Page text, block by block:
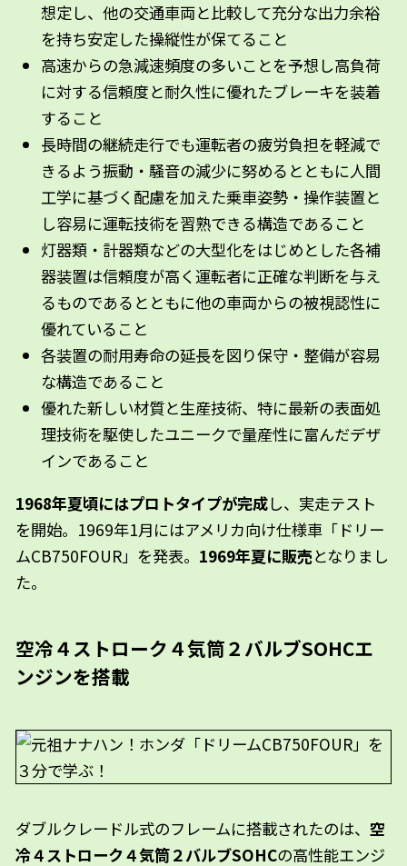
想定し、他の交通車両と比較して充分な出力余裕
を持ち安定した操縦性が保てること
高速からの急減速頻度の多いことを予想し高負荷
に対する信頼度と耐久性に優れたブレーキを装着
すること
長時間の継続走行でも運転者の疲労負担を軽減で
きるよう振動・騒音の減少に努めるとともに人間
工学に基づく配慮を加えた乗車姿勢・操作装置と
し容易に運転技術を習熟できる構造であること
灯器類・計器類などの大型化をはじめとした各補
器装置は信頼度が高く運転者に正確な判断を与え
るものであるとともに他の車両からの被視認性に
優れていること
各装置の耐用寿命の延長を図り保守・整備が容易
な構造であること
優れた新しい材質と生産技術、特に最新の表面処
理技術を駆使したユニークで量産性に富んだデザ
インであること
1968年夏頃にはプロトタイプが完成し、実走テスト
を開始。1969年1月にはアメリカ向け仕様車「ドリー
ムCB750FOUR」を発表。 1969年夏に販売となりまし
た。
空冷４ストローク４気筒２バルブSOHCエ
ンジンを搭載
ダブルクレードル式のフレームに搭載されたのは、空
冷４ストローク４気筒２バルブSOHCの高性能エンジ